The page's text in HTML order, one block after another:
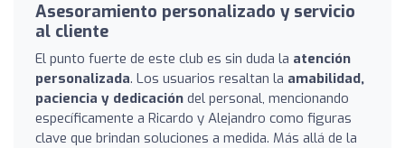
Asesoramiento personalizado y servicio
al cliente
El punto fuerte de este club es sin duda la atención
personalizada. Los usuarios resaltan la amabilidad,
paciencia y dedicación del personal, mencionando
específicamente a Ricardo y Alejandro como figuras
clave que brindan soluciones a medida. Más allá de la